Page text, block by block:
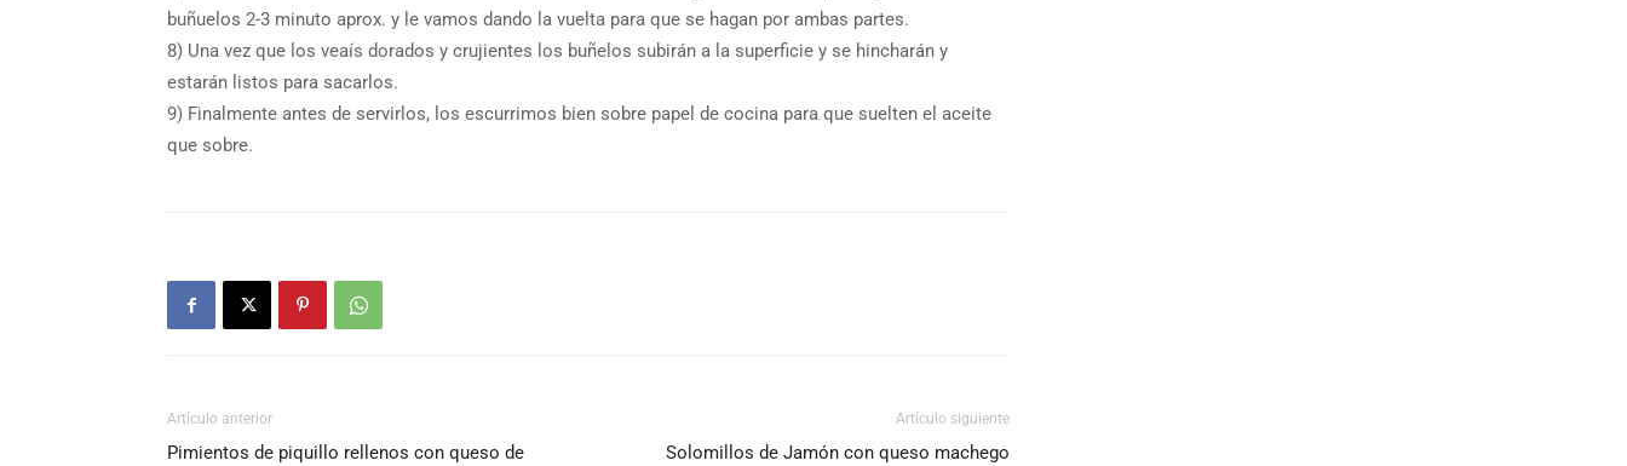
buñuelos 2-3 minuto aprox. y le vamos dando la vuelta para que se hagan por ambas partes.
8) Una vez que los veaís dorados y crujientes los buñelos subirán a la superficie y se hincharán y
estarán listos para sacarlos.
9) Finalmente antes de servirlos, los escurrimos bien sobre papel de cocina para que suelten el aceite
que sobre.
Artículo anterior
Pimientos de piquillo rellenos con queso de
Artículo siguiente
Solomillos de Jamón con queso machego